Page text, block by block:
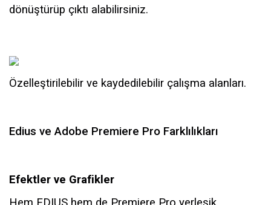
dönüştürüp çıktı alabilirsiniz.
Özelleştirilebilir ve kaydedilebilir çalışma alanları.
Edius ve Adobe Premiere Pro Farklılıkları
Efektler ve Grafikler